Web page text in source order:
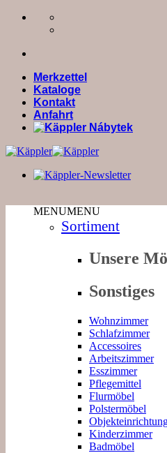
Zum
Merkzettel
Kataloge
Kontakt
Anfahrt
MENUMENU
Sortiment
Unsere
Sonstiges
Wohnzimmer
Schlafzimmer
Accessoires
Arbeitszimmer
Esszimmer
Pflegemittel
Flurmöbel
Polstermöbel
Kinderzimmer
Badmöbel